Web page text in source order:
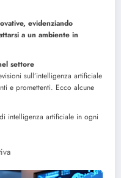
evidenziando
a un ambiente in
settore
sull’intelligenza artificiale
e promettenti. Ecco alcune
intelligenza artificiale in ogni